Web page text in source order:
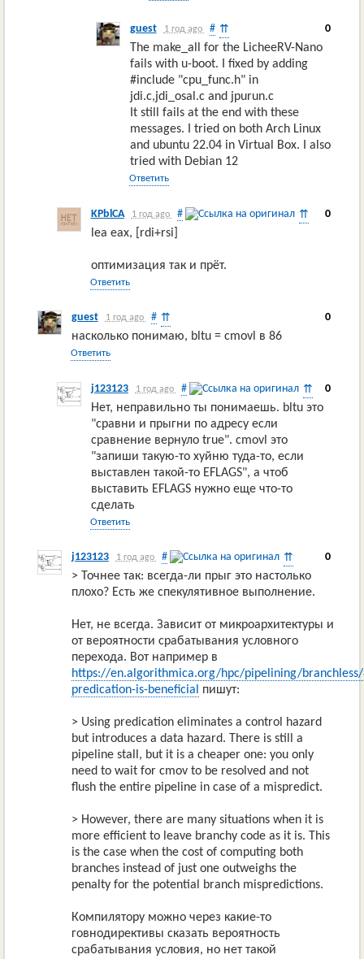
guest 1 год ago # 0
⇈
The make_all for the LicheeRV-Nano
fails with u-boot. I fixed by adding
#include "cpu_func.h" in
jdi.c,jdi_osal.c and jpurun.c
It still fails at the end with these
messages. I tried on both Arch Linux
and ubuntu 22.04 in Virtual Box. I also
tried with Debian 12
Ответить
KPblCA 1 год ago # 0
⇈
lea eax, [rdi+rsi]
оптимизация так и прёт.
Ответить
guest 1 год ago # 0
⇈
насколько понимаю, bltu = cmovl в 86
Ответить
j123123 1 год ago # 0
⇈
Нет, неправильно ты понимаешь. bltu это
"сравни и прыгни по адресу если
сравнение вернуло true". cmovl это
"запиши такую-то хуйню туда-то, если
выставлен такой-то EFLAGS", а чтоб
выставить EFLAGS нужно еще что-то
сделать
Ответить
j123123 1 год ago # 0
⇈
> Точнее так: всегда-ли прыг это настолько
плохо? Есть же спекулятивное выполнение.
Нет, не всегда. Зависит от микроархитектуры и
от вероятности срабатывания условного
перехода. Вот например в
https://en.algorithmica.org/hpc/pipelining/branchless/
predication-is-beneficial пишут:
> Using predication eliminates a control hazard
but introduces a data hazard. There is still a
pipeline stall, but it is a cheaper one: you only
need to wait for cmov to be resolved and not
flush the entire pipeline in case of a mispredict.
> However, there are many situations when it is
more efficient to leave branchy code as it is. This
is the case when the cost of computing both
branches instead of just one outweighs the
penalty for the potential branch mispredictions.
Компилятору можно через какие-то
говнодирективы сказать вероятность
срабатывания условия, но нет такой